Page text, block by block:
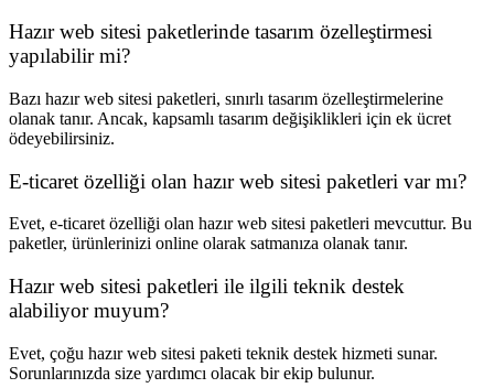
Hazır web sitesi paketlerinde tasarım özelleştirmesi
yapılabilir mi?
Bazı hazır web sitesi paketleri, sınırlı tasarım özelleştirmelerine
olanak tanır. Ancak, kapsamlı tasarım değişiklikleri için ek ücret
ödeyebilirsiniz.
E-ticaret özelliği olan hazır web sitesi paketleri var mı?
Evet, e-ticaret özelliği olan hazır web sitesi paketleri mevcuttur. Bu
paketler, ürünlerinizi online olarak satmanıza olanak tanır.
Hazır web sitesi paketleri ile ilgili teknik destek
alabiliyor muyum?
Evet, çoğu hazır web sitesi paketi teknik destek hizmeti sunar.
Sorunlarınızda size yardımcı olacak bir ekip bulunur.